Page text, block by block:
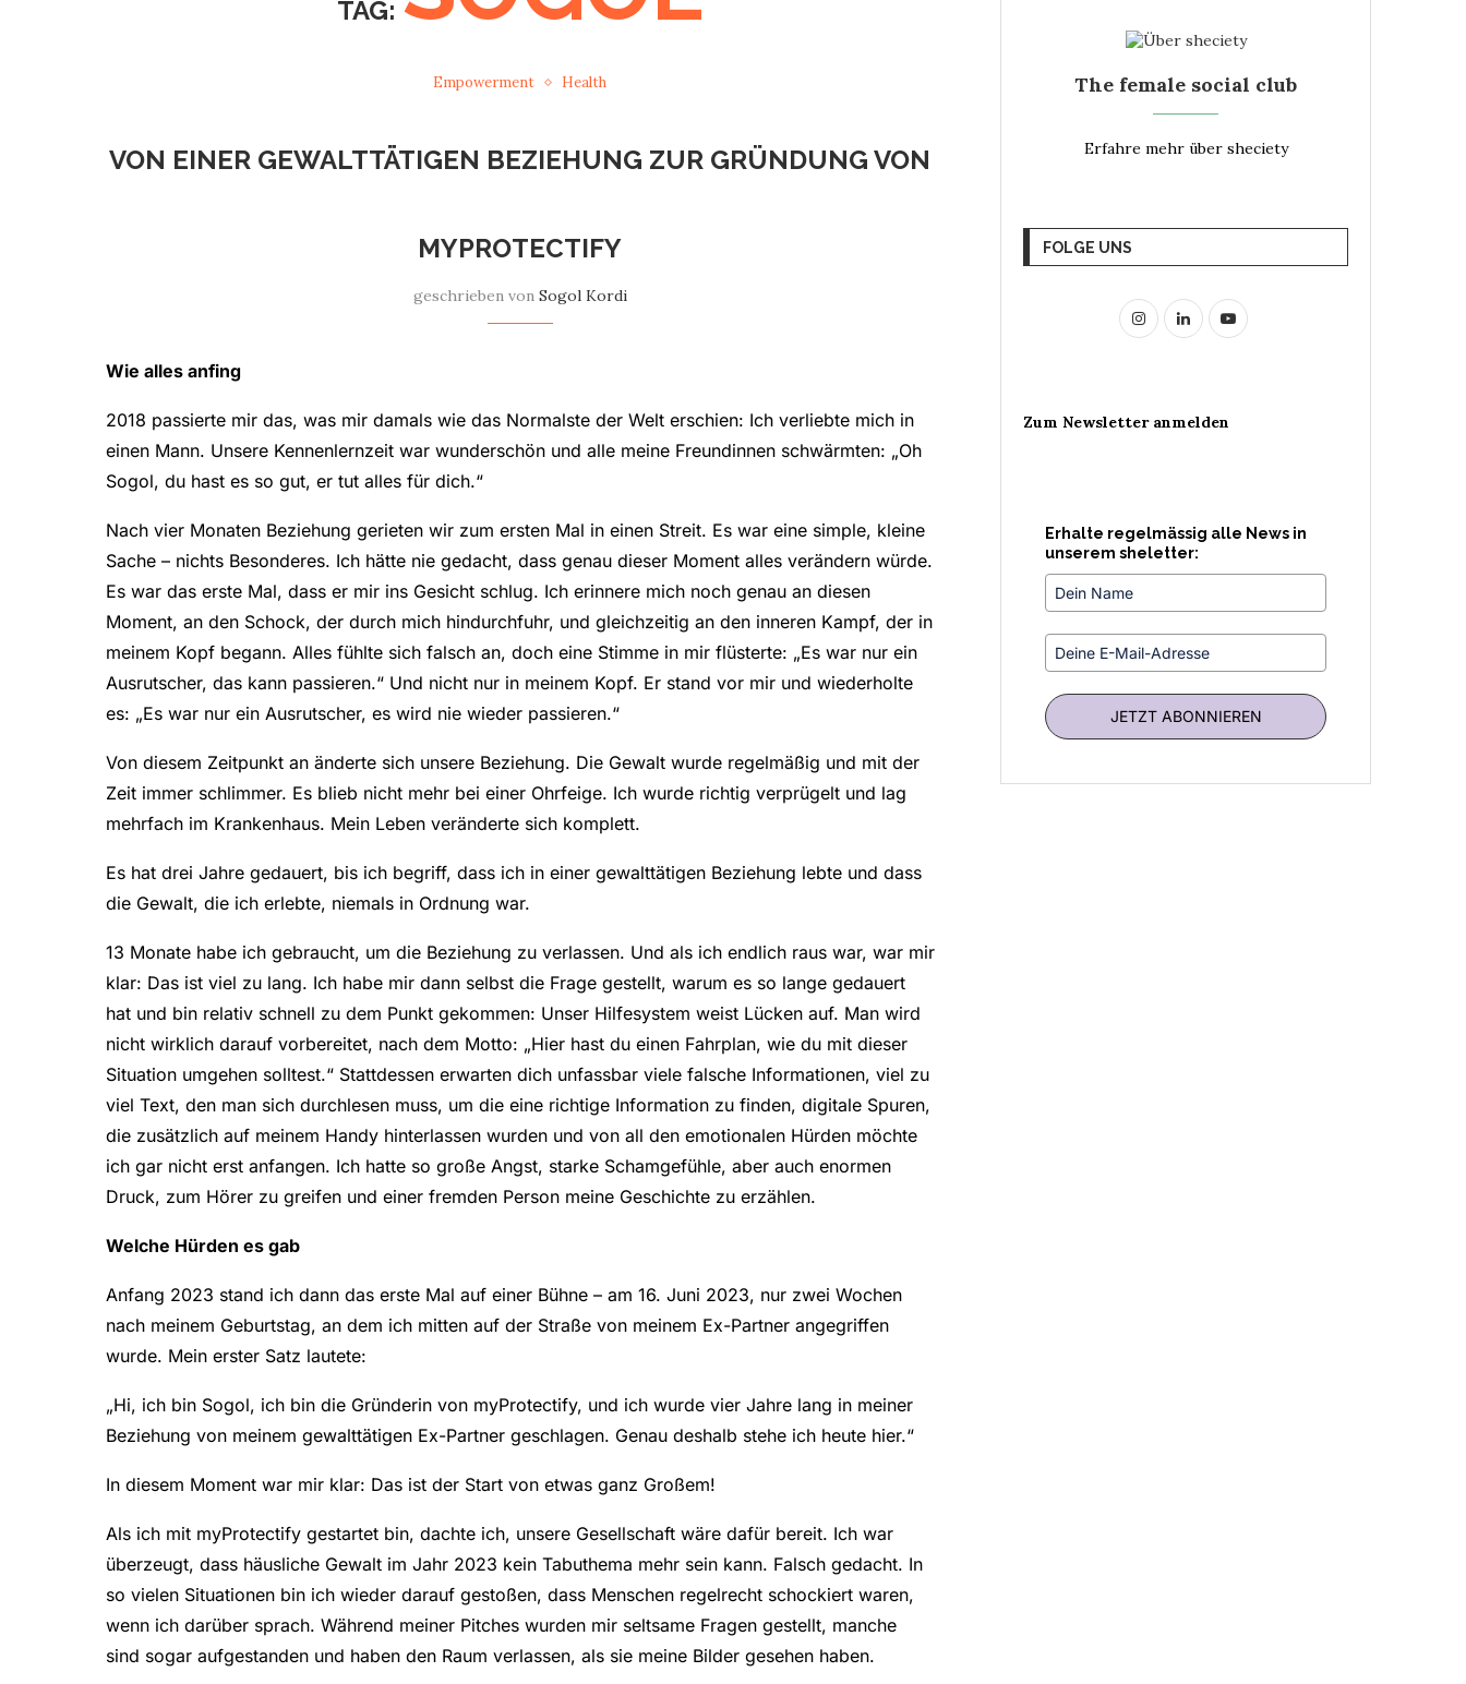
TAG:
Empowerment Health
VON EINER GEWALTTÄTIGEN BEZIEHUNG ZUR GRÜNDUNG VON
MYPROTECTIFY
geschrieben von Sogol Kordi
Wie alles anfing
2018 passierte mir das, was mir damals wie das Normalste der Welt erschien: Ich verliebte mich in
einen Mann. Unsere Kennenlernzeit war wunderschön und alle meine Freundinnen schwärmten: „Oh
Sogol, du hast es so gut, er tut alles für dich.“
Nach vier Monaten Beziehung gerieten wir zum ersten Mal in einen Streit. Es war eine simple, kleine
Sache – nichts Besonderes. Ich hätte nie gedacht, dass genau dieser Moment alles verändern würde.
Es war das erste Mal, dass er mir ins Gesicht schlug. Ich erinnere mich noch genau an diesen
Moment, an den Schock, der durch mich hindurchfuhr, und gleichzeitig an den inneren Kampf, der in
meinem Kopf begann. Alles fühlte sich falsch an, doch eine Stimme in mir flüsterte: „Es war nur ein
Ausrutscher, das kann passieren.“ Und nicht nur in meinem Kopf. Er stand vor mir und wiederholte
es: „Es war nur ein Ausrutscher, es wird nie wieder passieren.“
Von diesem Zeitpunkt an änderte sich unsere Beziehung. Die Gewalt wurde regelmäßig und mit der
Zeit immer schlimmer. Es blieb nicht mehr bei einer Ohrfeige. Ich wurde richtig verprügelt und lag
mehrfach im Krankenhaus. Mein Leben veränderte sich komplett.
Es hat drei Jahre gedauert, bis ich begriff, dass ich in einer gewalttätigen Beziehung lebte und dass
die Gewalt, die ich erlebte, niemals in Ordnung war.
13 Monate habe ich gebraucht, um die Beziehung zu verlassen. Und als ich endlich raus war, war mir
klar: Das ist viel zu lang. Ich habe mir dann selbst die Frage gestellt, warum es so lange gedauert
hat und bin relativ schnell zu dem Punkt gekommen: Unser Hilfesystem weist Lücken auf. Man wird
nicht wirklich darauf vorbereitet, nach dem Motto: „Hier hast du einen Fahrplan, wie du mit dieser
Situation umgehen solltest.“ Stattdessen erwarten dich unfassbar viele falsche Informationen, viel zu
viel Text, den man sich durchlesen muss, um die eine richtige Information zu finden, digitale Spuren,
die zusätzlich auf meinem Handy hinterlassen wurden und von all den emotionalen Hürden möchte
ich gar nicht erst anfangen. Ich hatte so große Angst, starke Schamgefühle, aber auch enormen
Druck, zum Hörer zu greifen und einer fremden Person meine Geschichte zu erzählen.
Welche Hürden es gab
Anfang 2023 stand ich dann das erste Mal auf einer Bühne – am 16. Juni 2023, nur zwei Wochen
nach meinem Geburtstag, an dem ich mitten auf der Straße von meinem Ex-Partner angegriffen
wurde. Mein erster Satz lautete:
„Hi, ich bin Sogol, ich bin die Gründerin von myProtectify, und ich wurde vier Jahre lang in meiner
Beziehung von meinem gewalttätigen Ex-Partner geschlagen. Genau deshalb stehe ich heute hier.“
In diesem Moment war mir klar: Das ist der Start von etwas ganz Großem!
Als ich mit myProtectify gestartet bin, dachte ich, unsere Gesellschaft wäre dafür bereit. Ich war
überzeugt, dass häusliche Gewalt im Jahr 2023 kein Tabuthema mehr sein kann. Falsch gedacht. In
so vielen Situationen bin ich wieder darauf gestoßen, dass Menschen regelrecht schockiert waren,
wenn ich darüber sprach. Während meiner Pitches wurden mir seltsame Fragen gestellt, manche
sind sogar aufgestanden und haben den Raum verlassen, als sie meine Bilder gesehen haben.
The female social club
Erfahre mehr über sheciety
FOLGE UNS
Zum Newsletter anmelden
Erhalte regelmässig alle News in
unserem sheletter:
JETZT ABONNIEREN